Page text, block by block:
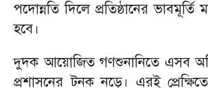
পদোন্নতি দিলে প্রতিষ্ঠানের ভাবমূর্তি
হবে।
দুদক আয়োজিত গণশুনানিতে এসব
প্রশাসনের টনক নড়ে। এরই